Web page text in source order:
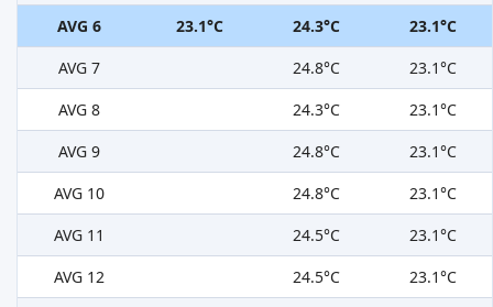
AVG 6
23.1°C 24.3°C
23.1°C
AVG 7
24.8°C
23.1°C
AVG 8
24.3°C
23.1°C
AVG 9
24.8°C
23.1°C
AVG 10
24.8°C
23.1°C
AVG 11
24.5°C
23.1°C
AVG 12
24.5°C
23.1°C